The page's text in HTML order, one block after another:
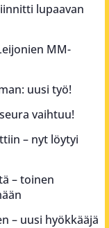
lupaavan
MM-
uusi työ!
vaihtuu!
– nyt löytyi
– toinen
– uusi hyökkääjä